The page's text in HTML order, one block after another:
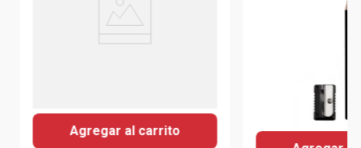
Agregar al carrito